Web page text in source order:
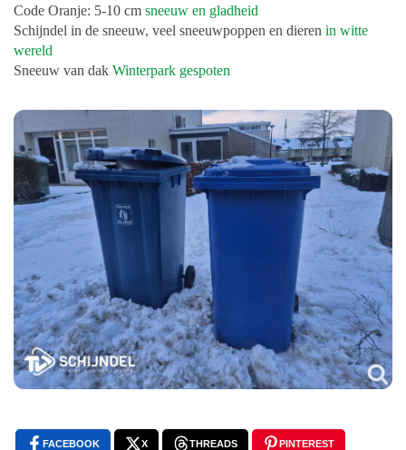
Code Oranje: 5-10 cm sneeuw en gladheid
Schijndel in de sneeuw, veel sneeuwpoppen en dieren in witte
wereld
Sneeuw van dak Winterpark gespoten
FACEBOOK X THREADS PINTEREST